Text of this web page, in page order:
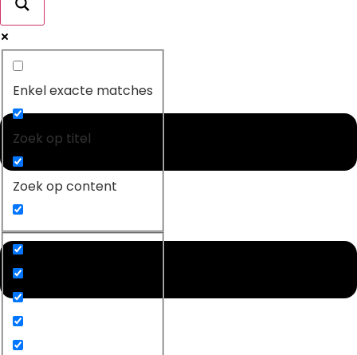
Enkel exacte matches
Zoek op titel
Zoek op content